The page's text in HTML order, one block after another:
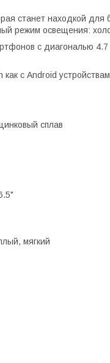
станет находкой
режим освещения:
с диагональю
с Android
сплав
мягкий